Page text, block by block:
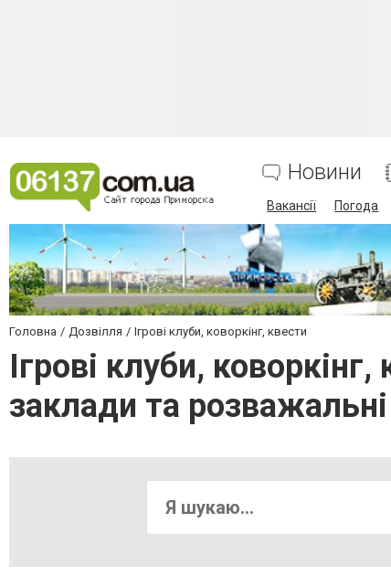
Новини
Вакансії Погода
Головна Дозвілля Ігрові клуби, коворкінг, квести
Ігрові клуби,
заклади та